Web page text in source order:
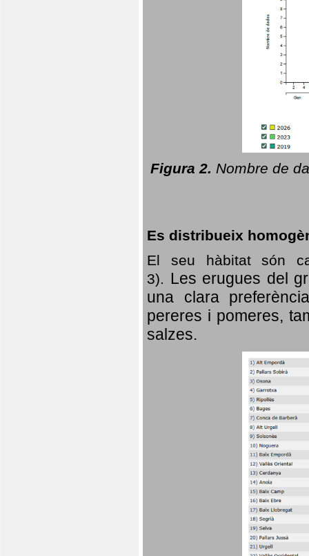
Figura 2. Nombre de
Es distribueix
El seu hàbitat són
3). Les erugues del
una clara
pereres i pomeres,
salzes.